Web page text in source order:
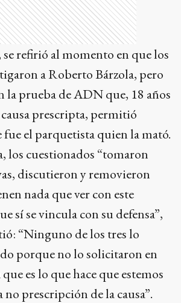
se refirió al momento en que los
a Roberto Bárzola, pero
la prueba de ADN que, 18 años
prescripta, permitió
el parquetista quien la mató.
los cuestionados “tomaron
discutieron y removieron
nada que ver con este
sí se vincula con su defensa”,
“Ninguno de los tres lo
porque no lo solicitaron en
es lo que hace que estemos
prescripción de la causa”.